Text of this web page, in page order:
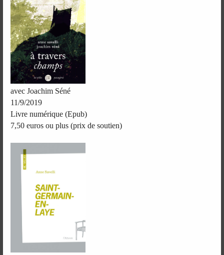
avec Joachim Séné
11/9/2019
Livre numérique (Epub)
7,50 euros ou plus (prix de soutien)